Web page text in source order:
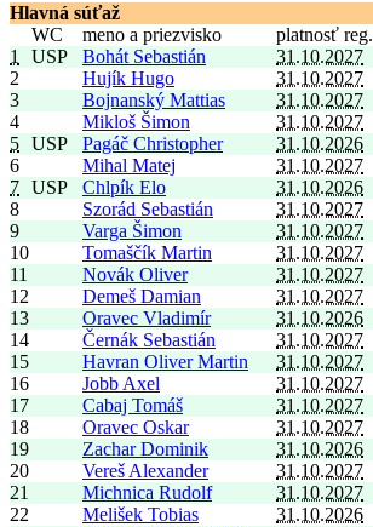
Hlavná súťaž
WC
meno a priezvisko platnosť reg.
1
USP Bohát Sebastián 31.10.2027
2
Hujík Hugo 31.10.2027
3
Bojnanský Mattias 31.10.2027
4
Mikloš Šimon 31.10.2027
5 USP Pagáč Christopher 31.10.2026
6
Mihal Matej 31.10.2027
7 USP Chlpík Elo 31.10.2026
8
Szorád Sebastián 31.10.2027
9
Varga Šimon 31.10.2027
10
Tomaščík Martin 31.10.2027
11
Novák Oliver 31.10.2027
12
Demeš Damian 31.10.2027
13
Oravec Vladimír 31.10.2026
14
Černák Sebastián 31.10.2027
15
Havran Oliver Martin 31.10.2027
16
Jobb Axel 31.10.2027
17
Cabaj Tomáš 31.10.2027
18
Oravec Oskar 31.10.2027
19
Zachar Dominik 31.10.2026
20
Vereš Alexander 31.10.2027
21
Michnica Rudolf 31.10.2027
22
Melišek Tobias 31.10.2026